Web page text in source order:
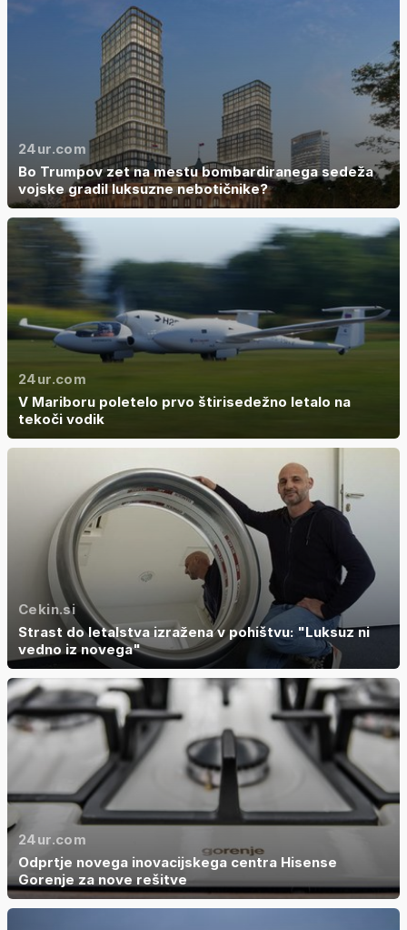
24ur.com
Bo Trumpov zet na mestu bombardiranega sedeža
vojske gradil luksuzne nebotičnike?
24ur.com
V Mariboru poletelo prvo štirisedežno letalo na
tekoči vodik
Cekin.si
Strast do letalstva izražena v pohištvu: "Luksuz ni
vedno iz novega"
24ur.com
Odprtje novega inovacijskega centra Hisense
Gorenje za nove rešitve